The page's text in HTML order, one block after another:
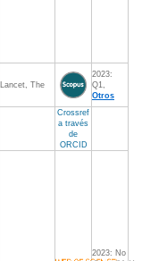
Lancet, The
2023:
Q1,
Otros
Crossref
a través
de
ORCID
2023: No